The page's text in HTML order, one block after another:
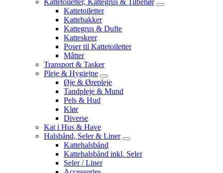
Kattetoiletter
Kattebakker
Kattegrus & Dufte
Katteskeer
Poser til Kattetoiletter
Måtter
Transport & Tasker
Pleje & Hygiejne
Øje & Ørepleje
Tandpleje & Mund
Pels & Hud
Klør
Diverse
Kat i Hus & Have
Halsbånd, Seler & Liner
Kattehalsbånd
Kattehalsbånd inkl. Seler
Seler / Liner